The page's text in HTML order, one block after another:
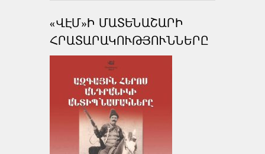
«ՎԷՄ»Ի ՄԱՏԵՆԱՇԱՐԻ
ՀՐԱՏԱՐԱԿՈՒԹՅՈՒՆՆԵՐԸ